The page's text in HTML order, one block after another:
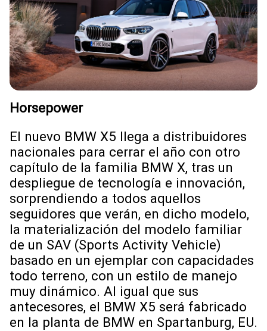
Horsepower
El nuevo BMW X5 llega a distribuidores
nacionales para cerrar el año con otro
capítulo de la familia BMW X, tras un
despliegue de tecnología e innovación,
sorprendiendo a todos aquellos
seguidores que verán, en dicho modelo,
la materialización del modelo familiar
de un SAV (Sports Activity Vehicle)
basado en un ejemplar con capacidades
todo terreno, con un estilo de manejo
muy dinámico. Al igual que sus
antecesores, el BMW X5 será fabricado
en la planta de BMW en Spartanburg, EU.